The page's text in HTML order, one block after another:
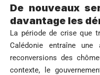
De nouveaux
davantage les
La période de crise que
Calédonie entraîne une
reconversions des
contexte, le